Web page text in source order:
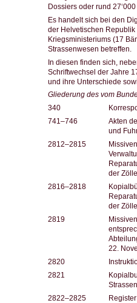
Dossiers oder rund
Es handelt sich bei den
der Helvetischen
Kriegsministeriums (17
Strassenwesen betreffen.
In diesen finden sich,
Schriftwechsel der Jahre
und ihre Unterschiede
Gliederung des vom
340
741–746
Akten
und
2812–2815
der Zölle
2816–2818
der Zölle
2819
22.
2820
2821
2822–2825